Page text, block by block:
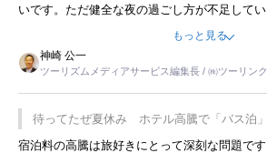
いです。ただ健全な夜の過ごし方が不足して
ような意味で、金曜夜にこのようなイベント
限らず外国人にとっても楽しみが増えるでしょ
もっと見る
神崎 公一
ツーリズムメディアサービス編集長 / ㈱ツーリン
待ってたぜ夏休み ホテル高騰で「バス泊
宿泊料の高騰は旅好きにとって深刻な問題で